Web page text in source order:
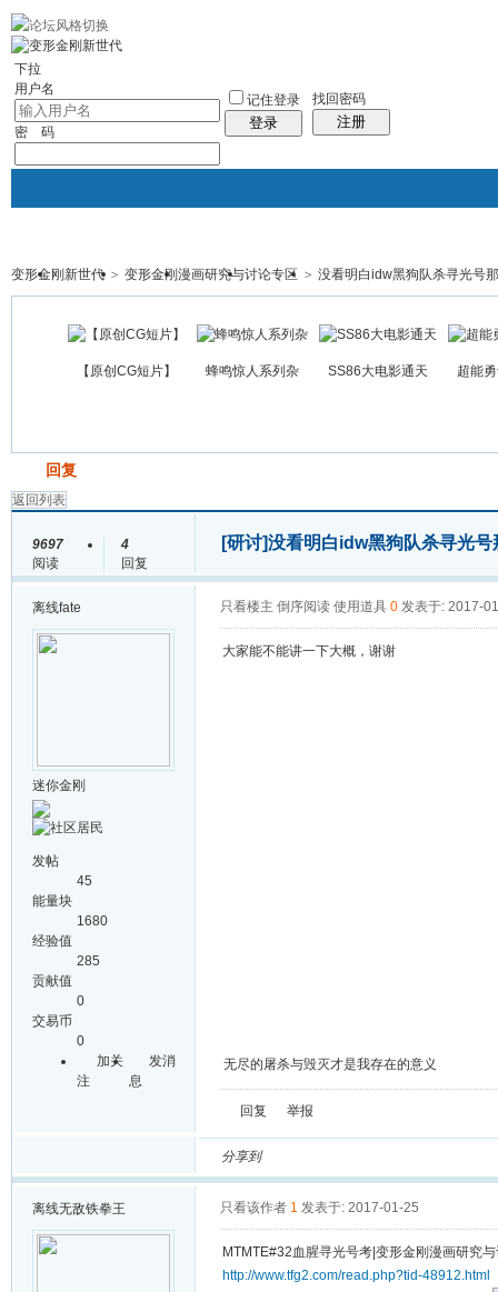
下拉
用户名
密 码
记住登录
登录
找回密码
注册
门户 论坛 图酷 资讯 群组
帖子
变形金刚新世代 > 变形金刚漫画研究与讨论专区 > 没看明白idw黑狗队杀寻光号
【原创CG短片】 蜂鸣惊人系列杂 SS86大电影通天 超能
回复
返回列表
9697
阅读
4
回复
[研讨]没看明白idw黑狗队杀寻光
离线fate
迷你金刚
发帖
45
能量块
1680
经验值
285
贡献值
0
交易币
0
加关
注
发消
息
只看楼主 倒序阅读 使用道具 0 发表于: 2017-
大家能不能讲一下大概，谢谢
无尽的屠杀与毁灭才是我存在的意义
回复 举报
分享到
离线无敌铁拳王 只看该作者 1 发表于: 2017-01-25
MTMTE#32血腥寻光号考|变形金刚漫画研究
http://www.tfg2.com/read.php?tid-48912.html